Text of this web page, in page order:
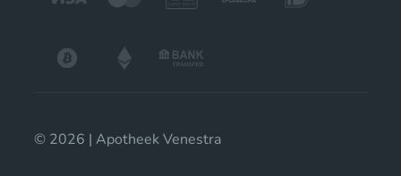
© 2026 | Apotheek Venestra